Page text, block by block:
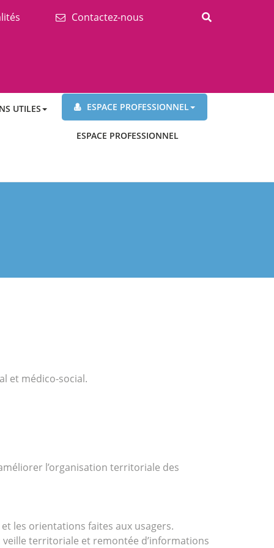
Contactez-nous
UTILES ESPACE PROFESSIONNEL
ESPACE PROFESSIONNEL
et médico-social.
l’organisation territoriale des
les orientations faites aux usagers.
territoriale et remontée d’informations